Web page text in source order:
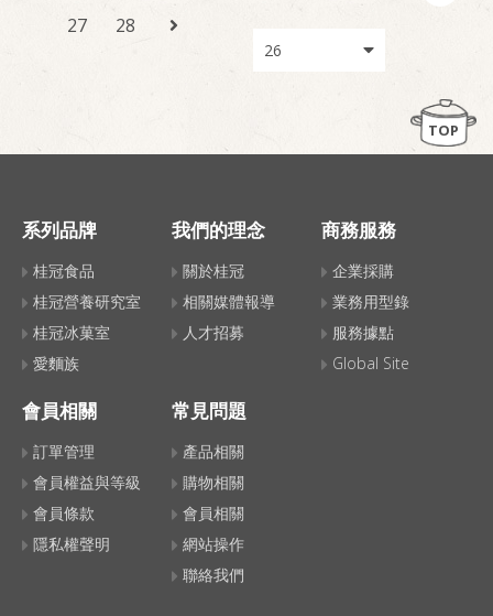
27
28
TOP
系列品牌
桂冠食品
桂冠營養研究室
桂冠冰菓室
愛麵族
我們的理念
關於桂冠
相關媒體報導
人才招募
商務服務
企業採購
業務用型錄
服務據點
Global Site
會員相關
訂單管理
會員權益與等級
會員條款
隱私權聲明
常見問題
產品相關
購物相關
會員相關
網站操作
聯絡我們